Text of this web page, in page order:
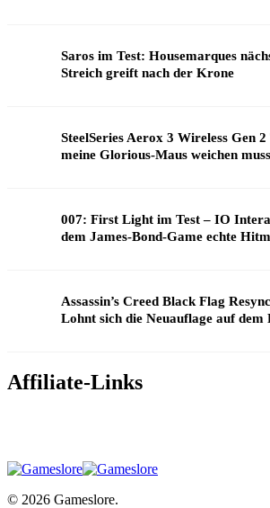
Saros im Test: Housemarques
Streich greift nach der Krone
SteelSeries Aerox 3 Wireless Gen
meine Glorious-Maus weichen muss
007: First Light im Test – IO
dem James-Bond-Game echte
Assassin’s Creed Black Flag
Lohnt sich die Neuauflage auf dem
Affiliate-Links
© 2026 Gameslore.